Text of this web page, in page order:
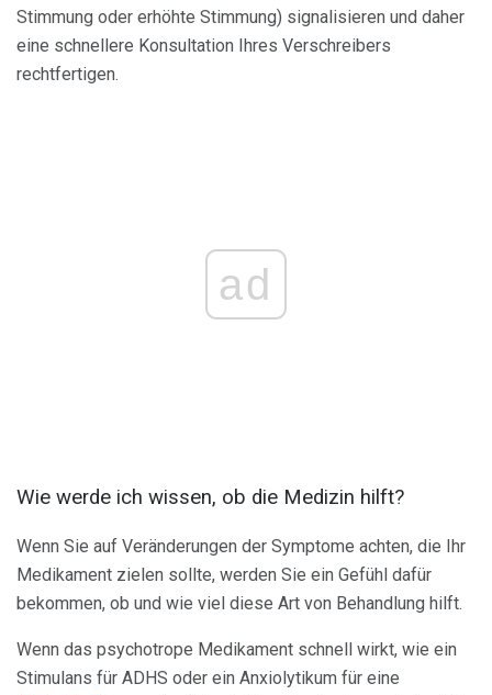
Stimmung oder erhöhte Stimmung) signalisieren und daher
eine schnellere Konsultation Ihres Verschreibers
rechtfertigen.
ad
Wie werde ich wissen, ob die Medizin hilft?
Wenn Sie auf Veränderungen der Symptome achten, die Ihr
Medikament zielen sollte, werden Sie ein Gefühl dafür
bekommen, ob und wie viel diese Art von Behandlung hilft.
Wenn das psychotrope Medikament schnell wirkt, wie ein
Stimulans für ADHS oder ein Anxiolytikum für eine